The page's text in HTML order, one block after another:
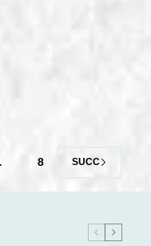
di qualità.
8 SUCC